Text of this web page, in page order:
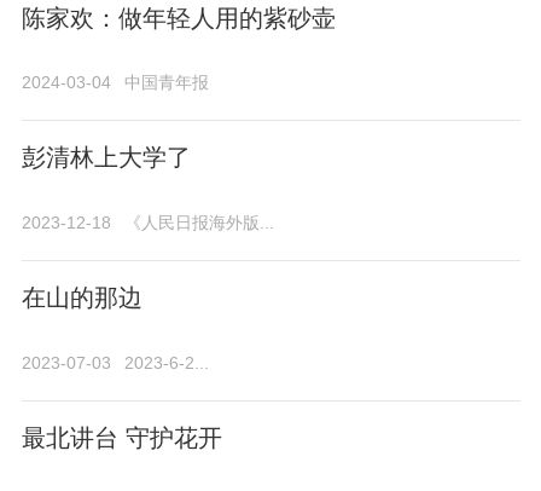
陈家欢：做年轻人用的紫砂壶
2024-03-04 中国青年报
彭清林上大学了
2023-12-18 《人民日报海外版...
在山的那边
2023-07-03 2023-6-2...
最北讲台 守护花开